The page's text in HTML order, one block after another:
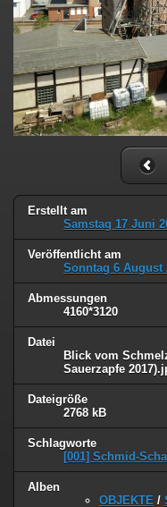
Erstellt am
Samstag 17 Juni
Veröffentlicht am
Sonntag 6 August
Abmessungen
4160*3120
Datei
Blick vom
Sauerzapfe
Dateigröße
2768 kB
Schlagworte
[001] Schmid-
Alben
OBJEKTE /